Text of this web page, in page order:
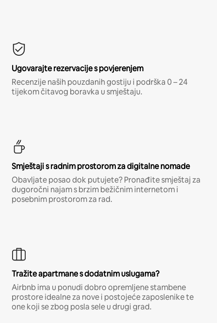
Ugovarajte rezervacije s povjerenjem
Recenzije naših pouzdanih gostiju i podrška 0 – 24
tijekom čitavog boravka u smještaju.
Smještaji s radnim prostorom za digitalne nomade
Obavljate posao dok putujete? Pronađite smještaj za
dugoročni najam s brzim bežičnim internetom i
posebnim prostorom za rad.
Tražite apartmane s dodatnim uslugama?
Airbnb ima u ponudi dobro opremljene stambene
prostore idealne za nove i postojeće zaposlenike te
one koji se zbog posla sele u drugi grad.